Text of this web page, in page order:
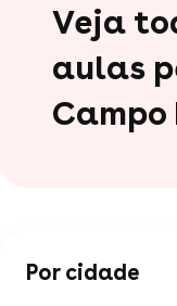
Veja
aulas
Campo
Por cidade